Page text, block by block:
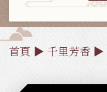
首頁 ▶ 千里芳香 ▶